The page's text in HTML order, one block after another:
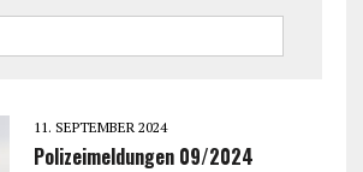
11. SEPTEMBER 2024
Polizeimeldungen 09/2024